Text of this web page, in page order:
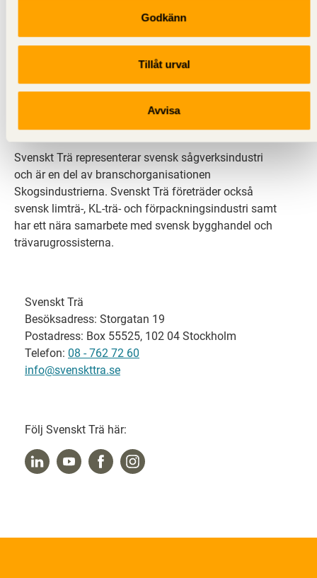
Godkänn
Tillåt urval
Avvisa
Svenskt Trä sprider kunskap om trä, träprodukter och
träbyggande för att främja ett hållbart samhälle och
en livskraftig sågverksnäring. Det gör vi genom att
Svenskt Trä representerar svensk sågverksindustri
och är en del av branschorganisationen
Skogsindustrierna. Svenskt Trä företräder också
svensk limträ-, KL-trä- och förpackningsindustri samt
har ett nära samarbete med svensk bygghandel och
trävarugrossisterna.
Svenskt Trä
Besöksadress: Storgatan 19
Postadress: Box 55525, 102 04 Stockholm
Telefon: 08 - 762 72 60
info@svenskttra.se
Följ Svenskt Trä här: